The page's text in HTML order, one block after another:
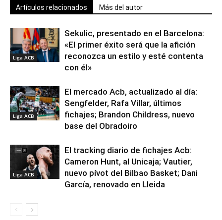
Artículos relacionados Más del autor
Liga ACB
Sekulic, presentado en el Barcelona:
«El primer éxito será que la afición
reconozca un estilo y esté contenta
con él»
Liga ACB
El mercado Acb, actualizado al día:
Sengfelder, Rafa Villar, últimos
fichajes; Brandon Childress, nuevo
base del Obradoiro
Liga ACB
El tracking diario de fichajes Acb:
Cameron Hunt, al Unicaja; Vautier,
nuevo pívot del Bilbao Basket; Dani
García, renovado en Lleida